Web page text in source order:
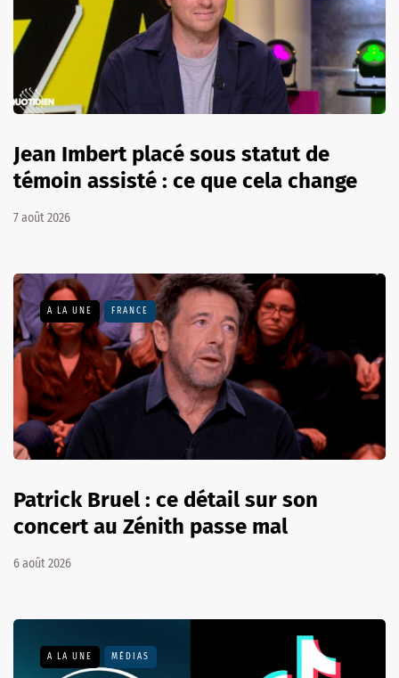
Jean Imbert placé sous statut de
témoin assisté : ce que cela change
7 août 2026
A LA UNE FRANCE
Patrick Bruel : ce détail sur son
concert au Zénith passe mal
6 août 2026
A LA UNE MÉDIAS